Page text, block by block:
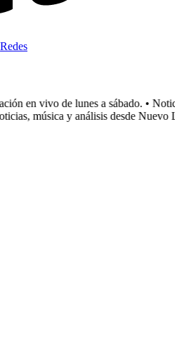
Redes
en vivo de lunes a sábado. •
música y análisis desde Nuevo